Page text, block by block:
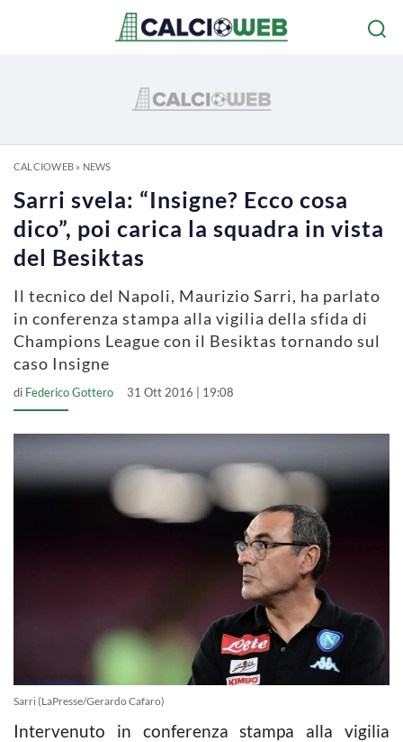
CALCIOWEB» NEWS
Sarri svela: “Insigne? Ecco cosa
dico”, poi carica la squadra in vista
del Besiktas
Il tecnico del Napoli, Maurizio Sarri, ha parlato
in conferenza stampa alla vigilia della sfida di
Champions League con il Besiktas tornando sul
caso Insigne
di Federico Gottero 31 Ott 2016 | 19:08
Sarri (LaPresse/Gerardo Cafaro)
Intervenuto in conferenza stampa alla vigilia